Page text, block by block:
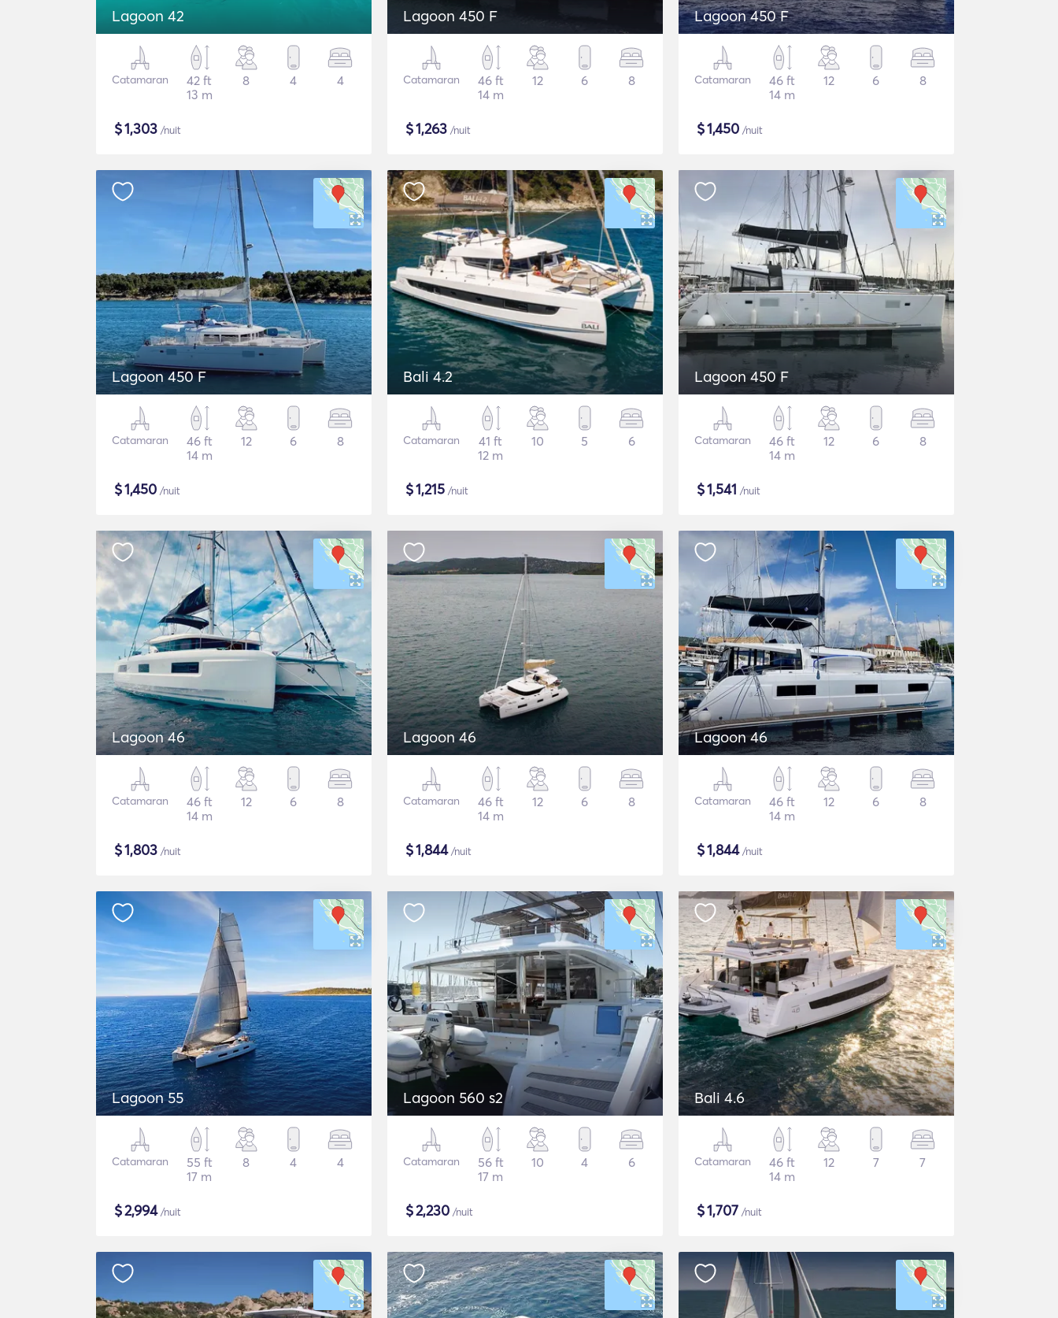
Lagoon 42
Catamaran
42 ft
13 m
8 4 4
$1,303 /nuit
Lagoon 450 F
Catamaran
46 ft
14 m
12 6 8
$1,263 /nuit
Lagoon 450 F
Catamaran
46 ft
14 m
12 6 8
$1,450 /nuit
Lagoon 450 F
Catamaran
46 ft
14 m
12 6 8
$1,450 /nuit
Bali 4.2
Catamaran
41 ft
12 m
10 5 6
$1,215 /nuit
Lagoon 450 F
Catamaran
46 ft
14 m
12 6 8
$1,541 /nuit
Lagoon 46
Catamaran
46 ft
14 m
12 6 8
$1,803 /nuit
Lagoon 46
Catamaran
46 ft
14 m
12 6 8
$1,844/nuit
Lagoon 46
Catamaran
46 ft
14 m
12 6 8
$1,844/nuit
Lagoon 55
Catamaran
55 ft
17 m
8 4 4
$2,994/nuit
Lagoon 560 s2
Catamaran
56 ft
17 m
10 4 6
$2,230 /nuit
Bali 4.6
Catamaran
46 ft
14 m
12 7 7
$1,707 /nuit